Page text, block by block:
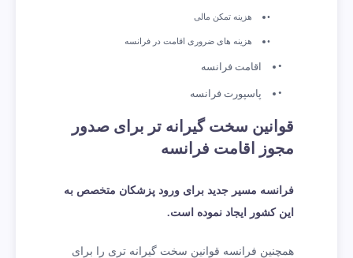
هزینه تمکن مالی
هزینه‌ های ضروری اقامت در فرانسه
اقامت فرانسه
پاسپورت فرانسه
قوانین سخت گیرانه تر برای صدور
مجوز اقامت فرانسه
فرانسه مسیر جدید برای ورود پزشکان متخصص به
این کشور ایجاد نموده است.
همچنین فرانسه قوانین سخت گیرانه تری را برای